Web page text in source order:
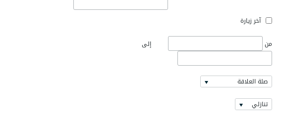
آخر زيارة
من إلى
صلة العلاقة
تنازلي